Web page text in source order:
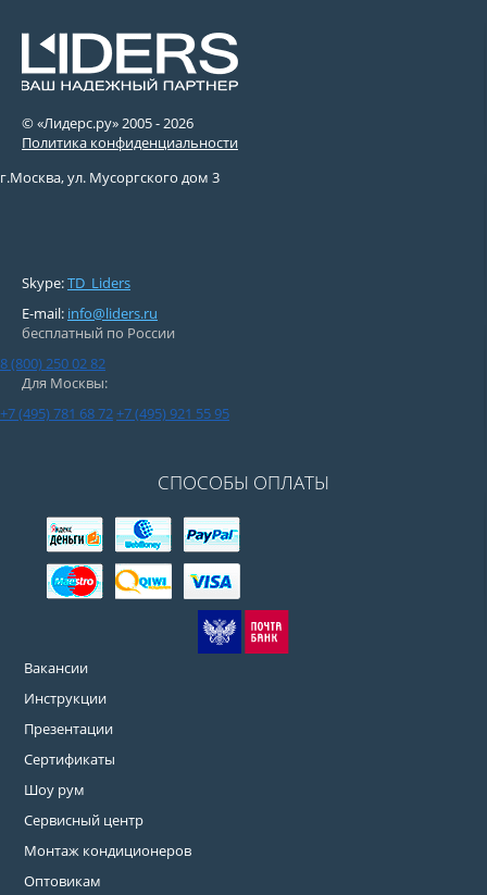
© «Лидерс.ру» 2005 -2026
Политика конфиденциальности
г.Москва, ул. Мусоргского дом 3
Skype:TD_Liders
E-mail: info@liders.ru
бесплатный по России
8 (800) 250 02 82
Для Москвы:
+7 (495) 781 68 72+7 (495) 921 55 95
СПОСОБЫ ОПЛАТЫ
Вакансии
Инструкции
Презентации
Сертификаты
Шоу рум
Сервисный центр
Монтаж кондиционеров
Оптовикам